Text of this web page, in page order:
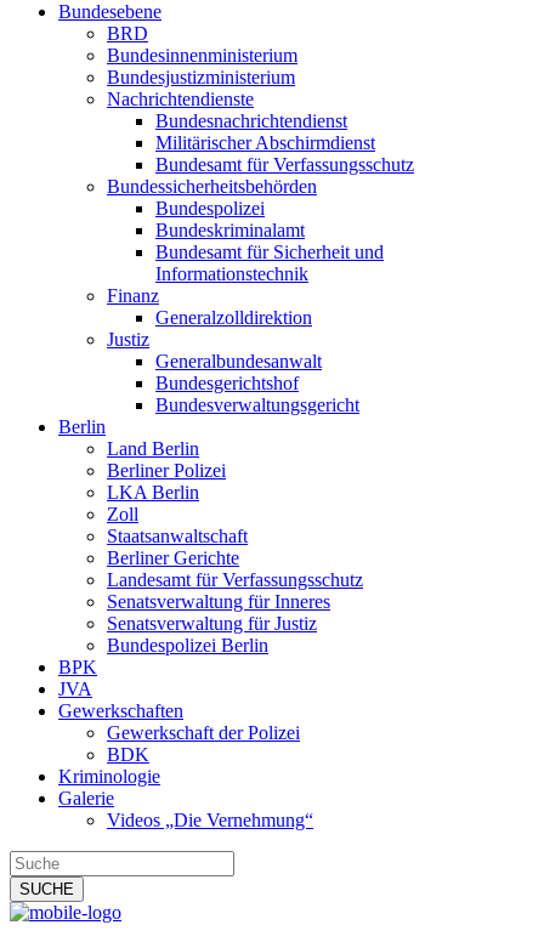
Bundesebene
BRD
Bundesinnenministerium
Bundesjustizministerium
Nachrichtendienste
Bundesnachrichtendienst
Militärischer Abschirmdienst
Bundesamt für Verfassungsschutz
Bundessicherheitsbehörden
Bundespolizei
Bundeskriminalamt
Bundesamt für Sicherheit und
Informationstechnik
Finanz
Generalzolldirektion
Justiz
Generalbundesanwalt
Bundesgerichtshof
Bundesverwaltungsgericht
Berlin
Land Berlin
Berliner Polizei
LKA Berlin
Zoll
Staatsanwaltschaft
Berliner Gerichte
Landesamt für Verfassungsschutz
Senatsverwaltung für Inneres
Senatsverwaltung für Justiz
Bundespolizei Berlin
BPK
JVA
Gewerkschaften
Gewerkschaft der Polizei
BDK
Kriminologie
Galerie
Videos „Die Vernehmung“